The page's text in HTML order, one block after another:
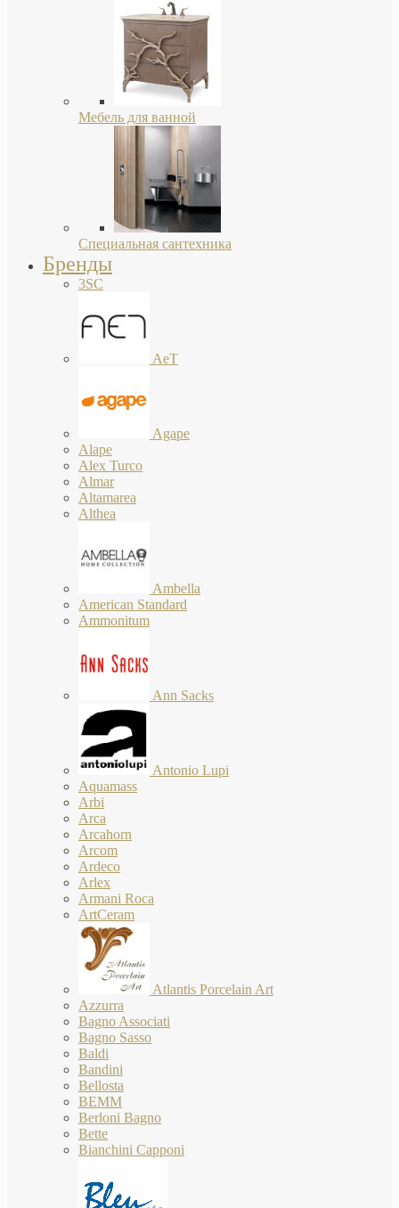
Мебель для ванной
Специальная сантехника
Бренды
3SC
AeT
Agape
Alape
Alex Turco
Almar
Altamarea
Althea
Ambella
American Standard
Ammonitum
Ann Sacks
Antonio Lupi
Aquamass
Arbi
Arca
Arcahorn
Arcom
Ardeco
Arlex
Armani Roca
ArtCeram
Atlantis Porcelain Art
Azzurra
Bagno Associati
Bagno Sasso
Baldi
Bandini
Bellosta
BEMM
Berloni Bagno
Bette
Bianchini Capponi